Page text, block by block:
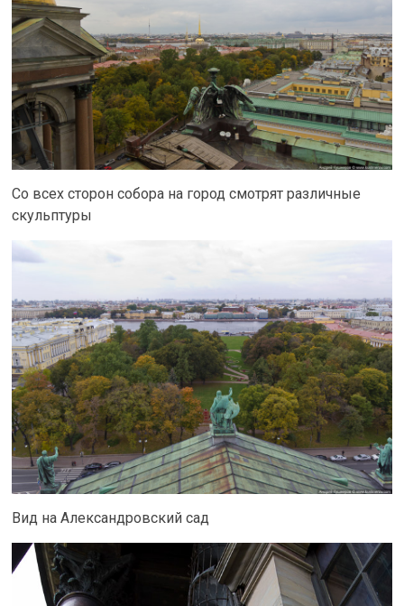
Со всех сторон собора на город смотрят различные
скульптуры
Вид на Александровский сад